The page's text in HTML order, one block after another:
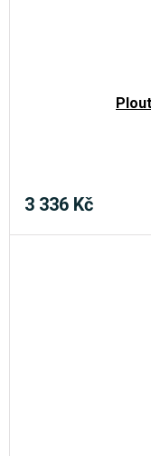
3 336 Kč